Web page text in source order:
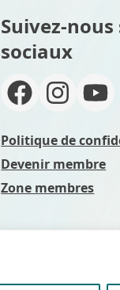
Suivez-
sociaux
Politique de
Devenir membre
Zone membres